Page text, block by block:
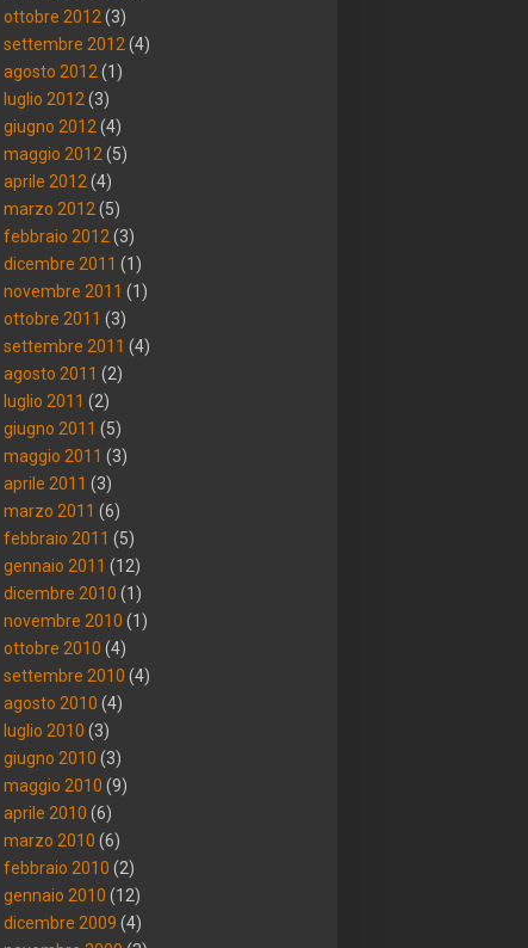
ottobre 2012 (3)
settembre 2012 (4)
agosto 2012 (1)
luglio 2012 (3)
giugno 2012 (4)
maggio 2012 (5)
aprile 2012 (4)
marzo 2012 (5)
febbraio 2012 (3)
dicembre 2011 (1)
novembre 2011 (1)
ottobre 2011 (3)
settembre 2011 (4)
agosto 2011 (2)
luglio 2011 (2)
giugno 2011 (5)
maggio 2011 (3)
aprile 2011 (3)
marzo 2011 (6)
febbraio 2011 (5)
gennaio 2011 (12)
dicembre 2010 (1)
novembre 2010 (1)
ottobre 2010 (4)
settembre 2010 (4)
agosto 2010 (4)
luglio 2010 (3)
giugno 2010 (3)
maggio 2010 (9)
aprile 2010 (6)
marzo 2010 (6)
febbraio 2010 (2)
gennaio 2010 (12)
dicembre 2009 (4)